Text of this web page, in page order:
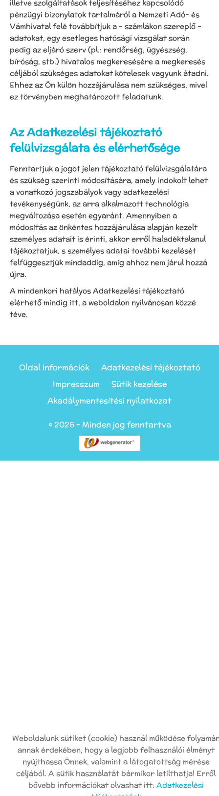
illetve szolgáltatások teljesítéséhez kapcsolódó
pénzügyi bizonylatok tartalmáról a Nemzeti Adó- és
Vámhivatal felé továbbítjuk a – számlákon szereplő –
adatokat, egy esetleges hatósági vizsgálat során
pedig az eljáró szerv (pl.: rendőrség, ügyészség,
bíróság, stb.) hivatalos megkeresésére a megkeresés
céljából szükséges adatokat kötelesek vagyunk átadni.
Ehhez az Ön külön hozzájárulása nem szükséges, mivel
ez törvényben meghatározott feladatunk.
Az Adatkezelési tájékoztató
felülvizsgálata és elérhetősége
Fenntartjuk a jogot jelen tájékoztató felülvizsgálatára
és szükség szerinti módosítására, amely indokolt lehet
a vonatkozó jogszabályok vagy adatkezelési
tevékenységünk, az arra alkalmazott technológia
megváltozása esetén egyaránt. Amennyiben a
módosítás az önkéntes hozzájárulása alapján kezelt
személyes adatait is érinti, akkor erről haladéktalanul
tájékoztatjuk, s személyes adatai további kezelését
felfüggesztjük mindaddig, amíg ahhoz nem járul hozzá
újra.
A mindenkori hatályos Adatkezelési tájékoztató
elérhető mindig itt, a weboldalon nyilvánosan közzé
téve.
© 2026 - Minden jog fenntartva
Oldal információk
Adatkezelési tájékoztató
Impresszum
Sütik kezelése
Akadálymentesítési nyilatkozat
Weboldalunk sütiket (cookie) használ működése
annak érdekében, hogy a legjobb felhasználói élményt
nyújthassa Önnek, valamint a látogatottság mérése
céljából. A sütik használatát bármikor letilthatja! Erről
bővebb információkat olvashat itt: Adatkezelési